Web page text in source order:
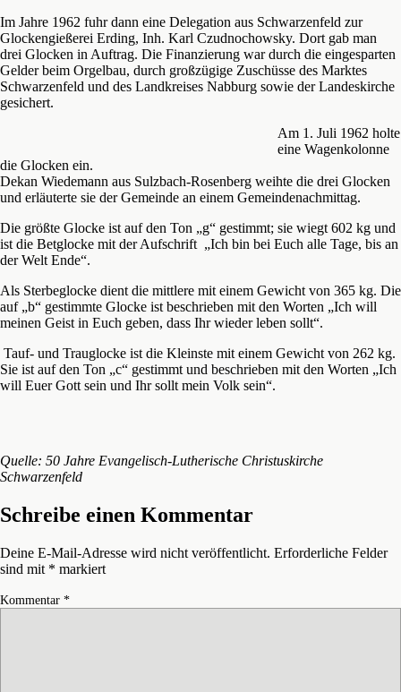
Im Jahre 1962 fuhr dann eine Delegation aus Schwarzenfeld zur
Glockengießerei Erding, Inh. Karl Czudnochowsky. Dort gab man
drei Glocken in Auftrag. Die Finanzierung war durch die eingesparten
Gelder beim Orgelbau, durch großzügige Zuschüsse des Marktes
Schwarzenfeld und des Landkreises Nabburg sowie der Landeskirche
gesichert.
Am 1. Juli 1962 holte
eine Wagenkolonne
die Glocken ein.
Dekan Wiedemann aus Sulzbach-Rosenberg weihte die drei Glocken
und erläuterte sie der Gemeinde an einem Gemeindenachmittag.
Die größte Glocke ist auf den Ton „g“ gestimmt; sie wiegt 602 kg und
ist die Betglocke mit der Aufschrift „Ich bin bei Euch alle Tage, bis an
der Welt Ende“.
Als Sterbeglocke dient die mittlere mit einem Gewicht von 365 kg. Die
auf „b“ gestimmte Glocke ist beschrieben mit den Worten „Ich will
meinen Geist in Euch geben, dass Ihr wieder leben sollt“.
Tauf- und Trauglocke ist die Kleinste mit einem Gewicht von 262 kg.
Sie ist auf den Ton „c“ gestimmt und beschrieben mit den Worten „Ich
will Euer Gott sein und Ihr sollt mein Volk sein“.
Quelle: 50 Jahre Evangelisch-Lutherische Christuskirche
Schwarzenfeld
Schreibe einen Kommentar
Deine E-Mail-Adresse wird nicht veröffentlicht. Erforderliche Felder
sind mit * markiert
Kommentar *